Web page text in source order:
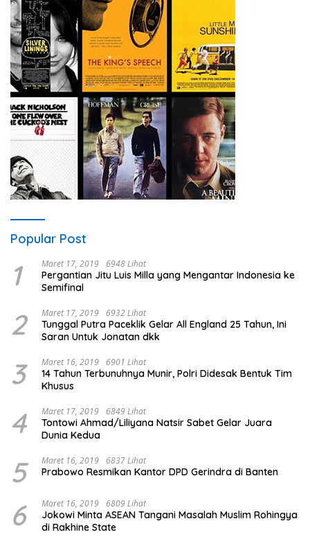
Popular Post
1 Maret 17, 2019 6948 Lihat
Pergantian Jitu Luis Milla yang Mengantar Indonesia ke
Semifinal
2 Maret 17, 2019 6932 Lihat
Tunggal Putra Paceklik Gelar All England 25 Tahun, Ini
Saran Untuk Jonatan dkk
3 Maret 16, 2019 6901 Lihat
14 Tahun Terbunuhnya Munir, Polri Didesak Bentuk Tim
Khusus
4 Maret 17, 2019 6849 Lihat
Tontowi Ahmad/Liliyana Natsir Sabet Gelar Juara
Dunia Kedua
5 Maret 16, 2019 6837 Lihat
Prabowo Resmikan Kantor DPD Gerindra di Banten
6 Maret 16, 2019 6809 Lihat
Jokowi Minta ASEAN Tangani Masalah Muslim Rohingya
di Rakhine State